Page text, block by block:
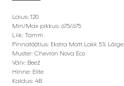
Laius: 120
Min/Max pikkus: 675/675
Liik: Tamm
Pinnatöötlus: Ekstra Matt Lakk 5% Läige
Muster: Chevron Nova Eco
Värv: Beež
Hinne: Elite
Kaldus: 4B